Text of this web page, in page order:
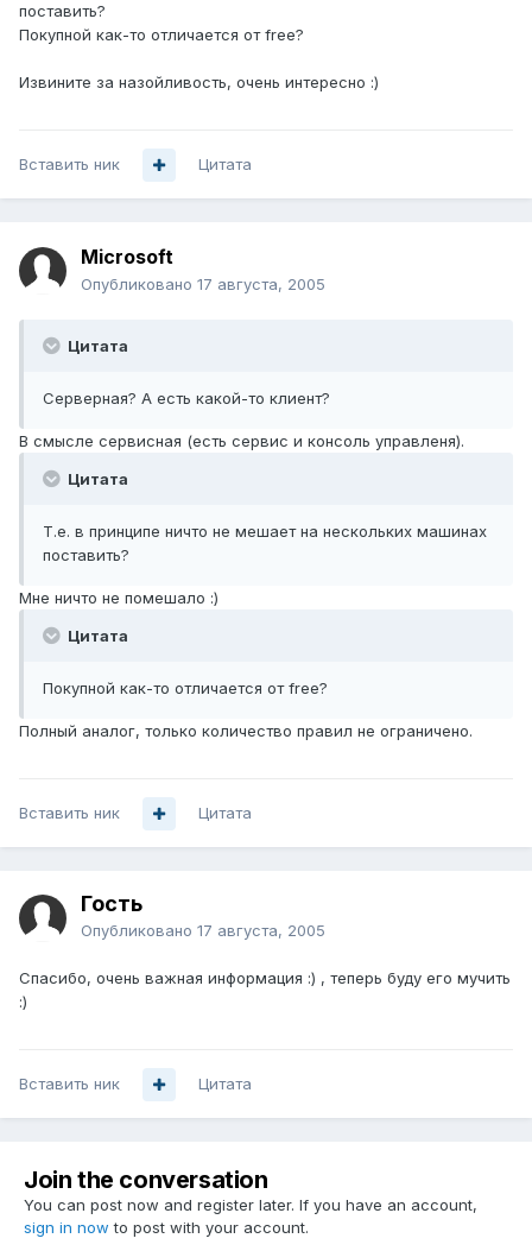
поставить?
Покупной как-то отличается от free?
Извините за назойливость, очень интересно :)
Вставить ник Цитата
Microsoft
Опубликовано 17 августа, 2005
Цитата
Серверная? А есть какой-то клиент?
В смысле сервисная (есть сервис и консоль управленя).
Цитата
Т.е. в принципе ничто не мешает на нескольких машинах
поставить?
Мне ничто не помешало :)
Цитата
Покупной как-то отличается от free?
Полный аналог, только количество правил не ограничено.
Вставить ник Цитата
Гость
Опубликовано 17 августа, 2005
Спасибо, очень важная информация :) , теперь буду его мучить
:)
Вставить ник Цитата
Join the conversation
You can post now and register later. If you have an account,
sign in now to post with your account.